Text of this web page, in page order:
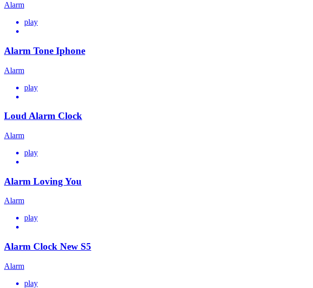
Alarm
play
Alarm Tone Iphone
Alarm
play
Loud Alarm Clock
Alarm
play
Alarm Loving You
Alarm
play
Alarm Clock New S5
Alarm
play